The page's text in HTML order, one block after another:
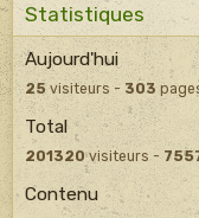
Statistiques
Aujourd'hui
25visiteurs - 303
Total
201320visiteurs -
Contenu